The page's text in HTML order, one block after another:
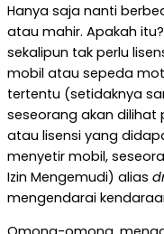
Hanya saja nanti
atau mahir. Apakah
sekalipun tak perlu
mobil atau sepeda
tertentu (setidaknya
seseorang akan dilihat
atau lisensi yang
menyetir mobil,
Izin Mengemudi) alias
mengendarai